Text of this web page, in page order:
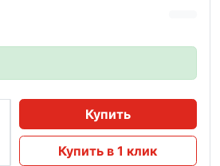
Купить
Купить в 1 клик